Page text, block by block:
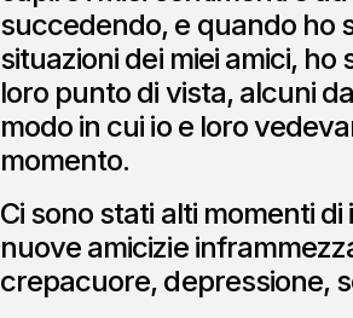
succedendo, e quando ho
situazioni dei miei amici,
loro punto di vista, alcuni
modo in cui io e loro
momento.
Ci sono stati alti momenti
nuove amicizie
crepacuore, depressione,